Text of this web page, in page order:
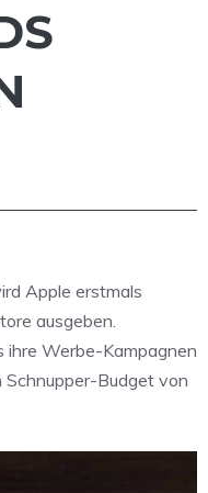
Apple erstmals
ausgeben.
ihre Werbe-Kampagnen
Schnupper-Budget von